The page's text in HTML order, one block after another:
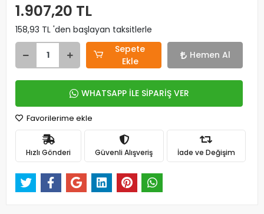
1.907,20 TL
158,93 TL 'den başlayan taksitlerle
Sepete
Ekle
Hemen Al
WHATSAPP İLE SİPARİŞ VER
Favorilerime ekle
Hızlı Gönderi Güvenli Alışveriş İade ve Değişim